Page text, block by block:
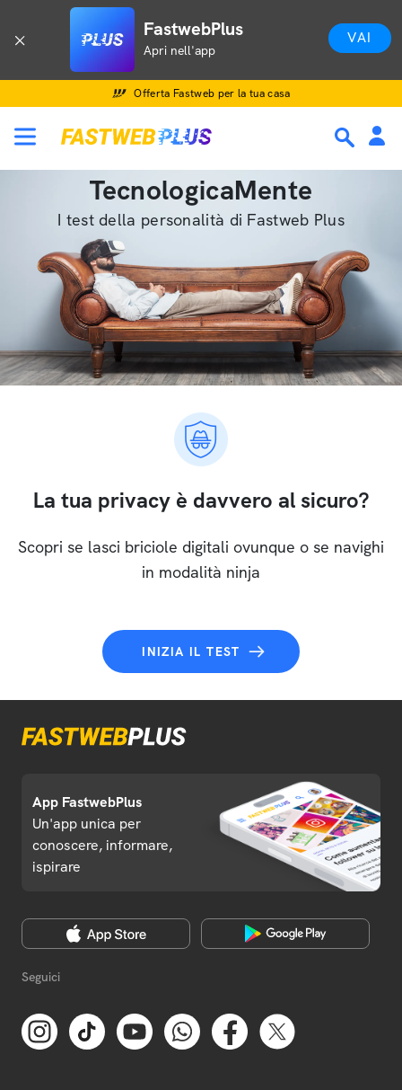
FastwebPlus
Apri nell'app
VAI
Offerta Fastweb per la tua casa
TecnologicaMente
I test della personalità di Fastweb Plus
La tua privacy è davvero al sicuro?
Scopri se lasci briciole digitali ovunque o se navighi
in modalità ninja
INIZIA IL TEST
App FastwebPlus
Un'app unica per
conoscere, informare,
ispirare
Seguici